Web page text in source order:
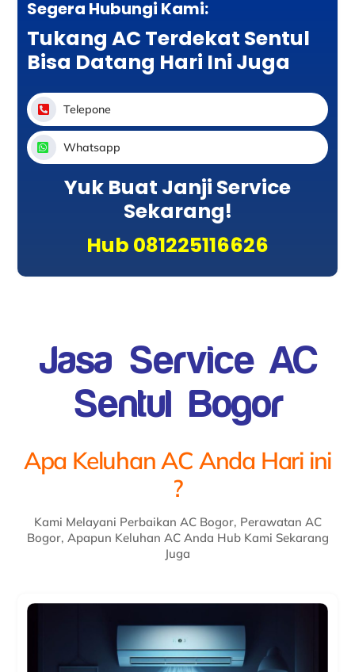
Segera Hubungi Kami:
Tukang AC Terdekat Sentul
Bisa Datang Hari Ini Juga
Telepone
Whatsapp
Yuk Buat Janji Service
Sekarang!
Hub 081225116626
Jasa Service AC
Sentul Bogor
Apa Keluhan AC Anda Hari ini
?
Kami Melayani Perbaikan AC Bogor, Perawatan AC
Bogor, Apapun Keluhan AC Anda Hub Kami Sekarang
Juga